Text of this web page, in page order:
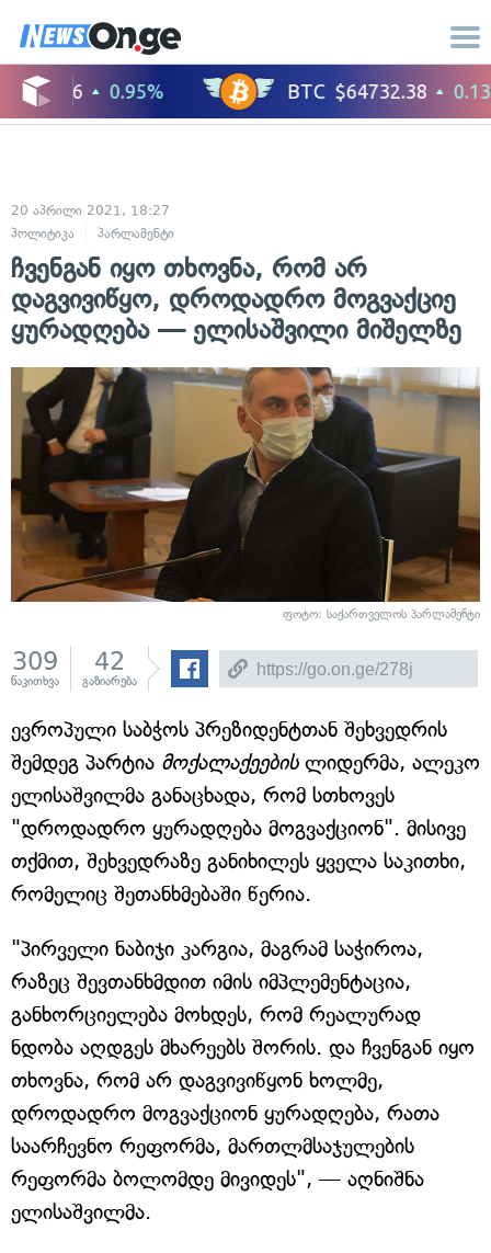
20 აპრილი 2021, 18:27
პოლიტიკა
პარლამენტი
ჩვენგან იყო თხოვნა, რომ არ
დაგვივიწყო, დროდადრო მოგვაქციე
ყურადღება — ელისაშვილი მიშელზე
ფოტო: საქართველოს პარლამენტი
309
წაკითხვა
42
გაზიარება
ევროპული საბჭოს პრეზიდენტთან შეხვედრის
შემდეგ პარტია მოქალაქეების ლიდერმა, ალეკო
ელისაშვილმა განაცხადა, რომ სთხოვეს
"დროდადრო ყურადღება მოგვაქციონ". მისივე
თქმით, შეხვედრაზე განიხილეს ყველა საკითხი,
რომელიც შეთანხმებაში წერია.
"პირველი ნაბიჯი კარგია, მაგრამ საჭიროა,
რაზეც შევთანხმდით იმის იმპლემენტაცია,
განხორციელება მოხდეს, რომ რეალურად
ნდობა აღდგეს მხარეებს შორის. და ჩვენგან იყო
თხოვნა, რომ არ დაგვივიწყონ ხოლმე,
დროდადრო მოგვაქციონ ყურადღება, რათა
საარჩევნო რეფორმა, მართლმსაჯულების
რეფორმა ბოლომდე მივიდეს", — აღნიშნა
ელისაშვილმა.